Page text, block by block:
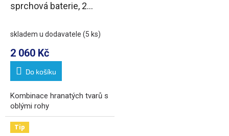
sprchová baterie, 2
skladem u dodavatele (5 ks)
2 060 Kč
Do košíku
Kombinace hranatých tvarů s
oblými rohy
Tip